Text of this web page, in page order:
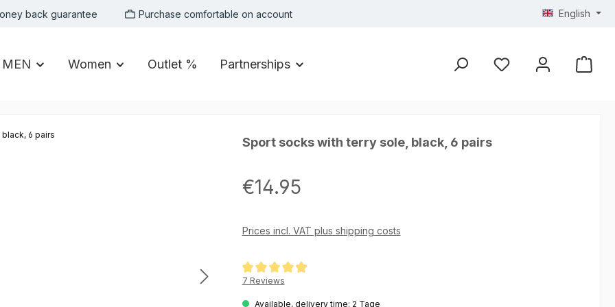
back guarantee Purchase comfortable on account English
MEN Women Outlet % Partnerships
Sport socks with terry sole, black, 6 pairs
Regular price:
€14.95
Prices incl. VAT plus shipping costs
Average rating of 4.93 out of 5 stars
7 Reviews
Available, delivery time: 2 Tage